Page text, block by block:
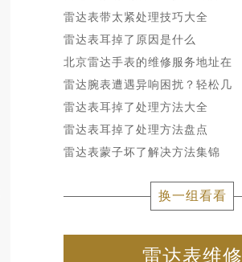
雷达表带太紧处理技巧大全
雷达表耳掉了原因是什么
北京雷达手表的维修服务地址在
雷达腕表遭遇异响困扰？轻松几
雷达表耳掉了处理方法大全
雷达表耳掉了处理方法盘点
雷达表蒙子坏了解决方法集锦
换一组看看
雷达表维修